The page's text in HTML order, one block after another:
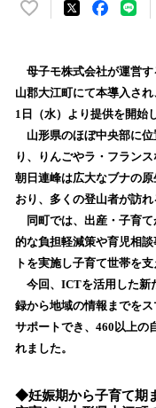
い
！
数
を
読
込
み
中
で
す
母子モ株式会社が運営す
山郡大江町にて本導入さ
1日（水）より提供を開始
山形県のほぼ中央部に位
り、りんごやラ・フラン
朝日連峰は広大なブナの
おり、多くの登山者が訪
同町では、出産・子育て
的な負担軽減策や育児相
トを実施し子育て世帯を支
今回、ICTを活用した新
録から地域の情報までを
サポートでき、460以上の
れました。
◆妊娠期から子育て期